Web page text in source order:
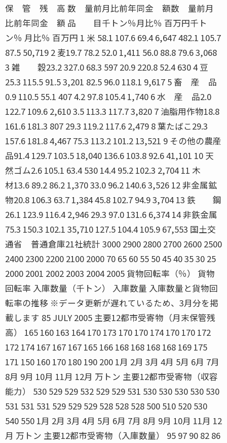
保 管 残 高 数 量前月比前年同金 額数 量前月
比前年同金 額 品 目千トン％月比％ 百万円千ト
ン％ 月比％ 百万円 1 米 58.1 107.6 69.4 6,647 482.1 105.7
87.5 50,719 2 麦19.7 78.2 52.0 1,411 56.0 88.8 79.6 3,068
3 雑 穀23.2 327.0 68.3 597 20.9 220.8 52.4 630 4 豆
25.3 115.5 91.5 3,201 82.5 96.0 118.1 9,617 5 畜 産 品
0.9 110.5 55.1 407 4.2 97.8 105.4 1,740 6 水 産 品2.0
122.7 109.6 2,610 3.5 113.3 117.7 3,820 7 油脂用作物18.8
161.6 181.3 807 29.3 119.2 117.6 2,479 8 葉たばこ29.3
157.6 181.8 4,467 75.3 113.2 101.2 13,521 9 その他の農産
品91.4 129.7 103.5 18,040 136.6 103.8 92.6 41,101 10 天
然ゴム2.6 105.1 63.4 530 14.4 95.2 102.3 2,704 11 木
材13.6 89.2 86.2 1,370 33.0 96.2 140.6 3,526 12 非金属鉱
物20.8 106.3 63.7 1,384 45.8 102.7 94.9 3,704 13 鉄 鋼
26.1 123.9 116.4 2,946 29.3 97.0 131.6 6,374 14 非鉄金属
75.3 150.3 102.1 35,710 127.5 104.4 105.9 67,553 国土交
通省 普通倉庫21社統計 3000 2900 2800 2700 2600 2500
2400 2300 2200 2100 2000 70 65 60 55 50 45 40 35 30 25
2000 2001 2002 2003 2004 2005 貨物回転率（％） 貨物
回転率 入庫数量（千トン） 入庫数量 入庫数量と貨物回
転率の推移 ※データ更新が遅れているため、3月分を掲
載します 85 JULY 2005 主要12都市受寄物（月末保管残
高） 165 160 163 164 170 173 170 170 174 170 170 172
172 174 167 167 167 165 166 168 168 168 168 169 175
171 150 160 170 180 190 200 1月 2月 3月 4月 5月 6月 7月
8月 9月 10月 11月 12月 万トン 主要12都市受寄物（収容
能力） 530 529 529 532 529 529 531 530 530 530 530 530
531 531 531 529 529 529 528 528 528 500 510 520 530
540 550 1月 2月 3月 4月 5月 6月 7月 8月 9月 10月 11月 12
月 万トン 主要12都市受寄物（入庫数量） 95 97 90 82 86